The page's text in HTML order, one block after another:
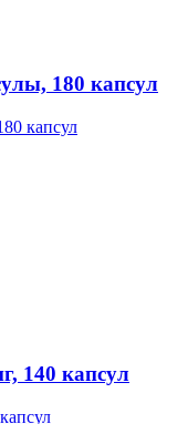
180 капсул
140 капсул